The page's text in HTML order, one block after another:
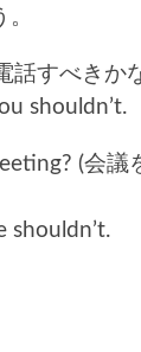
話すべきか
shouldn’t.
(会
shouldn’t.